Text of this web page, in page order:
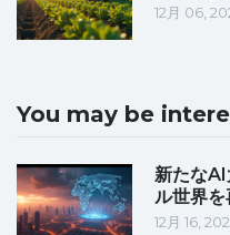
12月 06,
You may be
新たなAI
ル世界
12月 16,